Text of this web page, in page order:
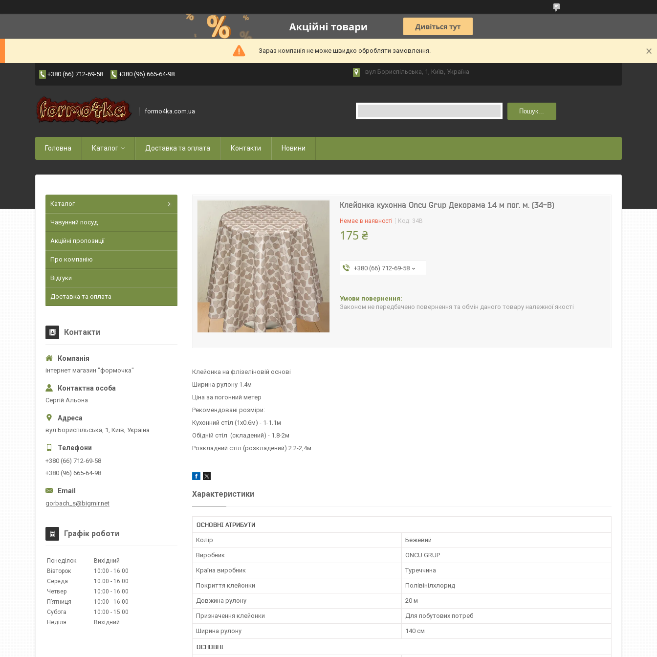
Зараз компанія не може швидко обробляти замовлення.
+380 (66) 712-69-58 +380 (96) 665-64-98 вул Бориспільська, 1, Київ, Україна
formo4ka.com.ua Пошук...
Головна Каталог Доставка та оплата Контакти Новини
Клейонка кухонна Oncu Grup Декорама 1.4 м пог. м. (34-В)
Немає в наявності Код: 34В
175 ₴
+380 (66) 712-69-58
Законом не передбачено повернення та обмін даного товару належної якості
Клейонка на флізеліновій основі
Ширина рулону 1.4м
Ціна за погонний метер
Рекомендовані розміри:
Кухонний стіл (1х0.6м) - 1-1.1м
Обідній стіл (складений) - 1.8-2м
Розкладний стіл (розкладений) 2.2-2,4м
Характеристики
ОСНОВНІ АТРИБУТИ
Колір Бежевий
Виробник ONCU GRUP
Країна виробник Туреччина
Покриття клейонки Полівінілхлорид
Довжина рулону 20 м
Призначення клейонки Для побутових потреб
Ширина рулону 140 см
ОСНОВНІ
Каталог
Чавунний посуд
Акційні пропозиції
Про компанію
Відгуки
Доставка та оплата
Контакти
інтернет магазин "формочка"
Сергій Альона
вул Бориспільська, 1, Київ, Україна
+380 (66) 712-69-58
+380 (96) 665-64-98
gorbach_s@bigmir.net
Графік роботи
Понеділок
Вихідний
Вівторок
10:00
16:00
Середа
10:00
16:00
Четвер
10:00
16:00
Пʼятниця
10:00
16:00
Субота
10:00
15:00
Неділя
Вихідний